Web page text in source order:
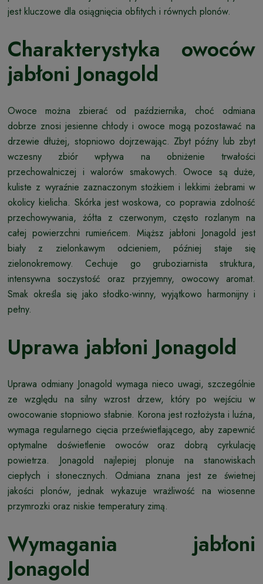
jest kluczowe dla osiągnięcia obfitych i równych plonów.
Charakterystyka owoców
jabłoni Jonagold
Owoce można zbierać od października, choć odmiana
dobrze znosi jesienne chłody i owoce mogą pozostawać na
drzewie dłużej, stopniowo dojrzewając. Zbyt późny lub zbyt
wczesny zbiór wpływa na obniżenie trwałości
przechowalniczej i walorów smakowych. Owoce są duże,
kuliste z wyraźnie zaznaczonym stożkiem i lekkimi żebrami w
okolicy kielicha. Skórka jest woskowa, co poprawia zdolność
przechowywania, żółta z czerwonym, często rozlanym na
całej powierzchni rumieńcem. Miąższ jabłoni Jonagold jest
biały z zielonkawym odcieniem, później staje się
zielonokremowy. Cechuje go gruboziarnista struktura,
intensywna soczystość oraz przyjemny, owocowy aromat.
Smak określa się jako słodko-winny, wyjątkowo harmonijny i
pełny.
Uprawa jabłoni Jonagold
Uprawa odmiany Jonagold wymaga nieco uwagi, szczególnie
ze względu na silny wzrost drzew, który po wejściu w
owocowanie stopniowo słabnie. Korona jest rozłożysta i luźna,
wymaga regularnego cięcia prześwietlającego, aby zapewnić
optymalne doświetlenie owoców oraz dobrą cyrkulację
powietrza. Jonagold najlepiej plonuje na stanowiskach
ciepłych i słonecznych. Odmiana znana jest ze świetnej
jakości plonów, jednak wykazuje wrażliwość na wiosenne
przymrozki oraz niskie temperatury zimą.
Wymagania jabłoni
Jonagold